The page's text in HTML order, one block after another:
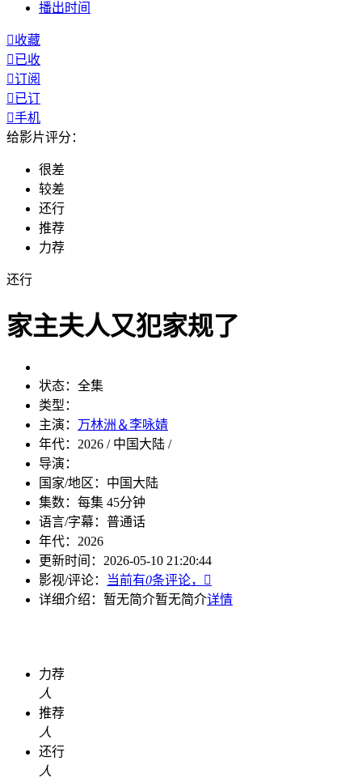
播出时间
收藏
已收
订阅
已订
手机
给影片评分：
很差
较差
还行
推荐
力荐
还行
家主夫人又犯家规了
状态： 全集
类型：
主演： 万林洲＆李咏婧
年代： 2026 / 中国大陆 /
导演：
国家/地区： 中国大陆
集数： 每集 45分钟
语言/字幕： 普通话
年代： 2026
更新时间： 2026-05-10 21:20:44
影视/评论：
当前有0条评论，

详细介绍： 暂无简介暂无简介详情
力荐
人
推荐
人
还行
人